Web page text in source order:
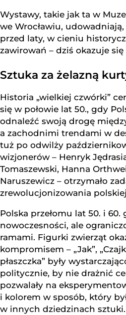
Wystawy, takie jak ta w
we Wrocławiu,
przed laty, w cieniu
zawirowań – dziś okazuje
Sztuka za żelazną
Historia „wielkiej czwórki”
się w połowie lat 50., gdy
odnaleźć swoją drogę
a zachodnimi trendami w
tuż po odwilży
wizjonerów – Henryk
Tomaszewski, Hanna
Naruszewicz – otrzymało
zrewolucjonizowania
Polska przełomu lat 50. i 60.
nowoczesności, ale
ramami. Figurki zwierząt
kompromisem – „Jak”,
płaszczka” były
politycznie, by nie drażnić
pozwalały na
i kolorem w sposób, który
w innych dziedzinach